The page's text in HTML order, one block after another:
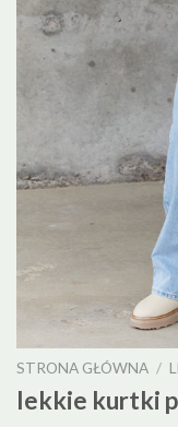
STRONA GŁÓWNA /
lekkie kurtki